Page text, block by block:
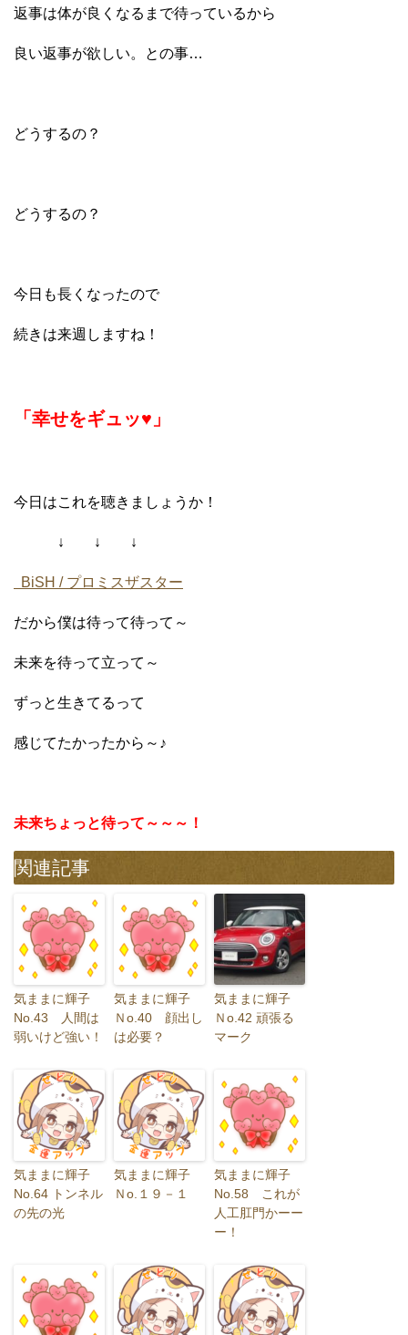
返事は体が良くなるまで待っているから
良い返事が欲しい。との事…
どうするの？
どうするの？
今日も長くなったので
続きは来週しますね！
「幸せをギュッ♥」
今日はこれを聴きましょうか！
↓ ↓ ↓
BiSH / プロミスザスター
だから僕は待って待って～
未来を待って立って～
ずっと生きてるって
感じてたかったから～♪
未来ちょっと待って～～～！
関連記事
気ままに輝子
No.43 人間は
弱いけど強い！
気ままに輝子
Ｎo.40 顔出し
は必要？
気ままに輝子
Ｎo.42 頑張る
マーク
気ままに輝子
No.64 トンネル
の先の光
気ままに輝子
Ｎo.１９－１
気ままに輝子
No.58 これが
人工肛門かーー
ー！